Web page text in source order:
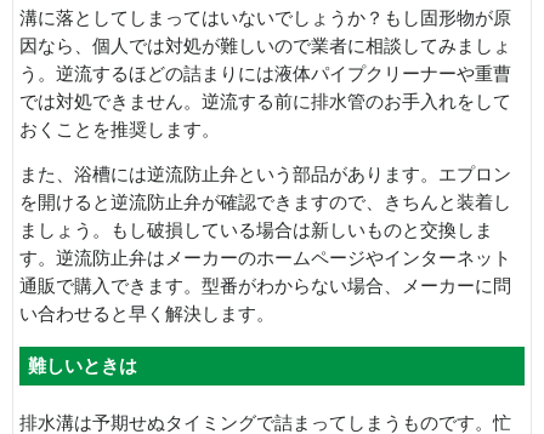
溝に落としてしまってはいないでしょうか？もし固形物が原
因なら、個人では対処が難しいので業者に相談してみましょ
う。逆流するほどの詰まりには液体パイプクリーナーや重曹
では対処できません。逆流する前に排水管のお手入れをして
おくことを推奨します。
また、浴槽には逆流防止弁という部品があります。エプロン
を開けると逆流防止弁が確認できますので、きちんと装着し
ましょう。もし破損している場合は新しいものと交換しま
す。逆流防止弁はメーカーのホームページやインターネット
通販で購入できます。型番がわからない場合、メーカーに問
い合わせると早く解決します。
難しいときは
排水溝は予期せぬタイミングで詰まってしまうものです。忙